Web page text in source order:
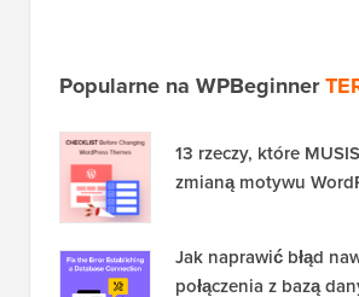
Popularne na WPBeginner
13 rzeczy, które
zmianą motywu
Jak naprawić błąd
połączenia z bazą